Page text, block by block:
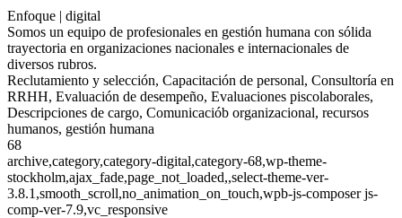
Enfoque | digital
Somos un equipo de profesionales en gestión humana con sólida
trayectoria en organizaciones nacionales e internacionales de
diversos rubros.
Reclutamiento y selección, Capacitación de personal, Consultoría en
RRHH, Evaluación de desempeño, Evaluaciones piscolaborales,
Descripciones de cargo, Comunicaciób organizacional, recursos
humanos, gestión humana
68
archive,category,category-digital,category-68,wp-theme-
stockholm,ajax_fade,page_not_loaded,,select-theme-ver-
3.8.1,smooth_scroll,no_animation_on_touch,wpb-js-composer js-
comp-ver-7.9,vc_responsive